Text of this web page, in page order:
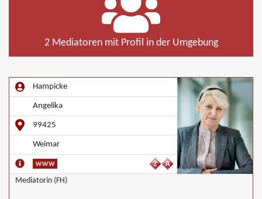
2 Mediatoren mit Profil in der Umgebung
Hampicke
Angelika
99425
Weimar
Mediatorin (FH)